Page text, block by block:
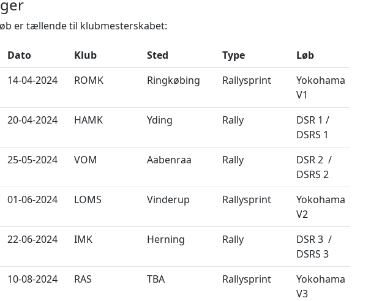
er tællende til klubmesterskabet:
Dato Klub Sted Type
Løb
14-04-2024 ROMK Ringkøbing Rallysprint
Yokohama
V1
20-04-2024 HAMK Yding Rally
DSR 1 /
DSRS 1
25-05-2024 VOM Aabenraa Rally
DSR 2 /
DSRS 2
01-06-2024 LOMS Vinderup Rallysprint
Yokohama
V2
22-06-2024 IMK Herning Rally
DSR 3 /
DSRS 3
10-08-2024 RAS TBA Rallysprint
Yokohama
V3